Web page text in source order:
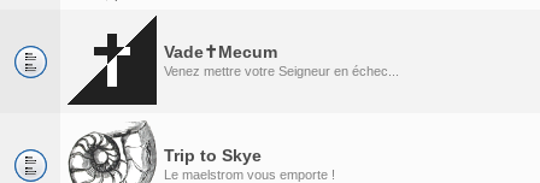
Vade✝Mecum
Venez mettre votre Seigneur en échec...
Trip to Skye
Le maelstrom vous emporte !